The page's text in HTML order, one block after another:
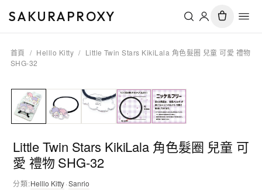
SAKURAPROXY
首頁 / Helllo Kitty / Little Twin Stars KikiLala 角色髮圈 兒童 可愛 禮物
SHG-32
Little Twin Stars KikiLala 角色髮圈 兒童 可
愛 禮物 SHG-32
分類:Helllo Kitty·Sanrio